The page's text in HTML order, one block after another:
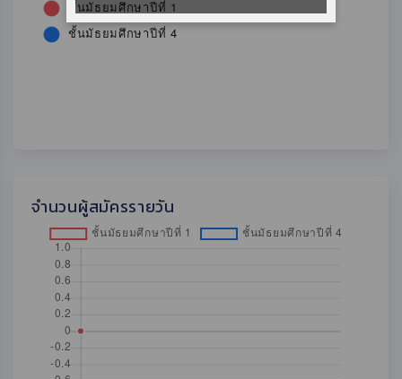
จำนวนผู้สมัครรายวัน